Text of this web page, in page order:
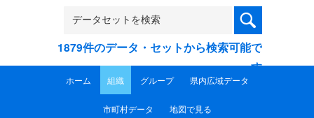
1879件のデータ・セットから検索可能で
す
ホーム 組織 グループ 県内広域データ
市町村データ 地図で見る